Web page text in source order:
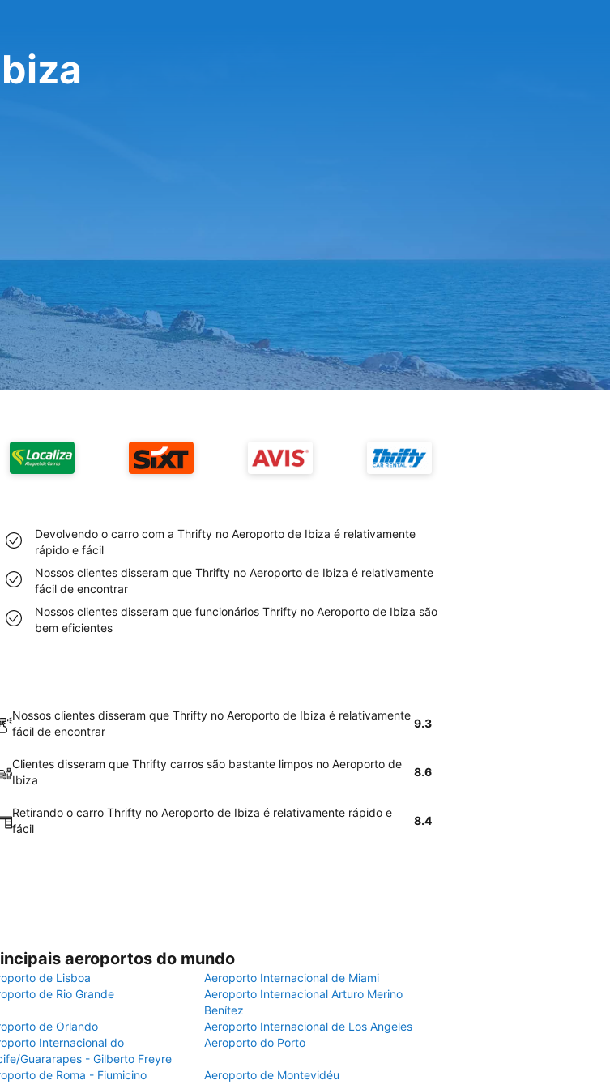
Devolvendo o carro com a Thrifty no Aeroporto de Ibiza é relativamente
rápido e fácil
Nossos clientes disseram que Thrifty no Aeroporto de Ibiza é relativamente
fácil de encontrar
Nossos clientes disseram que funcionários Thrifty no Aeroporto de Ibiza são
bem eficientes
Nossos clientes disseram que Thrifty no Aeroporto de Ibiza é relativamente
fácil de encontrar
9.3
Clientes disseram que Thrifty carros são bastante limpos no Aeroporto de
Ibiza
8.6
Retirando o carro Thrifty no Aeroporto de Ibiza é relativamente rápido e
fácil
8.4
aeroportos do mundo
de Lisboa
Aeroporto Internacional de Miami
de Rio Grande
Aeroporto Internacional Arturo Merino
Benítez
de Orlando
Aeroporto Internacional de Los Angeles
Internacional do
Guararapes - Gilberto Freyre
Aeroporto do Porto
de Roma - Fiumicino Aeroporto de Montevidéu